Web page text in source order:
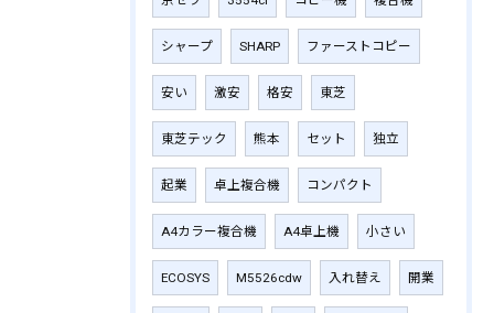
シャープ SHARP ファーストコピー
安い 激安 格安 東芝
東芝テック 熊本 セット 独立
起業 卓上複合機 コンパクト
A4カラー複合機 A4卓上機 小さい
ECOSYS M5526cdw 入れ替え 開業